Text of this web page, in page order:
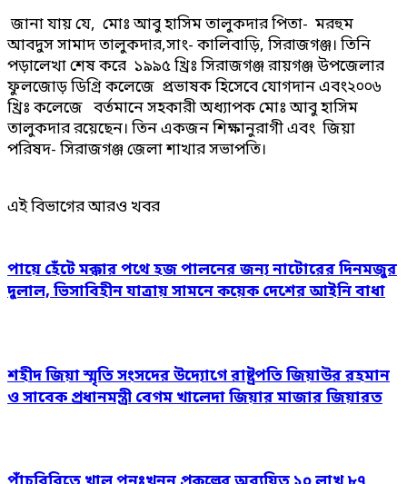
জানা যায় যে, মোঃ আবু হাসিম তালুকদার পিতা- মরহুম
আবদুস সামাদ তালুকদার,সাং- কালিবাড়ি, সিরাজগঞ্জ। তিনি
পড়ালেখা শেষ করে ১৯৯৫ খ্রিঃ সিরাজগঞ্জ রায়গঞ্জ উপজেলার
ফুলজোড় ডিগ্রি কলেজে প্রভাষক হিসেবে যোগদান এবং২০০৬
খ্রিঃ কলেজে বর্তমানে সহকারী অধ্যাপক মোঃ আবু হাসিম
তালুকদার রয়েছেন। তিন একজন শিক্ষানুরাগী এবং জিয়া
পরিষদ- সিরাজগঞ্জ জেলা শাখার সভাপতি।
এই বিভাগের আরও খবর
পায়ে হেঁটে মক্কার পথে হজ পালনের জন্য নাটোরের দিনমজুর
দুলাল, ভিসাবিহীন যাত্রায় সামনে কয়েক দেশের আইনি বাধা
শহীদ জিয়া স্মৃতি সংসদের উদ্যোগে রাষ্ট্রপতি জিয়াউর রহমান
ও সাবেক প্রধানমন্ত্রী বেগম খালেদা জিয়ার মাজার জিয়ারত